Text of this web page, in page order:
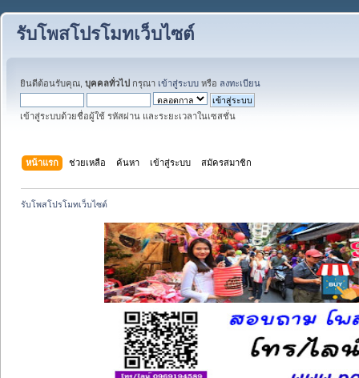
รับโพสโปรโมทเว็บไซต์
ยินดีต้อนรับคุณ, บุคคลทั่วไป กรุณา เข้าสู่ระบบ หรือ ลงทะเบียน
เข้าสู่ระบบด้วยชื่อผู้ใช้ รหัสผ่าน และระยะเวลาในเซสชั่น
หน้าแรก ช่วยเหลือ ค้นหา เข้าสู่ระบบ สมัครสมาชิก
รับโพสโปรโมทเว็บไซต์